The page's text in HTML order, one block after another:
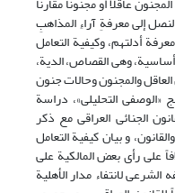
لنصل إلى معرفةِ آراءِ المذاهبِ
أدلتهم، وکیفیة التعامل
وهی القصاص، الدیة،
العاقل والمجنون وحالات جنون
«الوصفی التحلیلی»، دراسة
الجنائی العراقی مع ذکر
و بیان کیفیة التعامل
علی رأی بعض المالکیة علی
لانتفاء مدار الأهلیة